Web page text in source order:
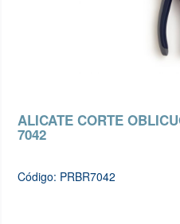
ALICATE CORTE
7042
Código: PRBR7042